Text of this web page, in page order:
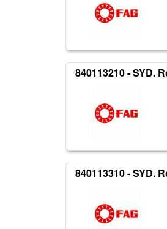
840113210 - SYD.
840113310 - SYD.